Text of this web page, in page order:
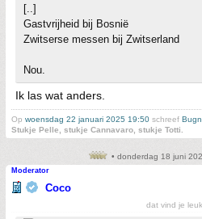
[..]
Gastvrijheid bij Bosnië
Zwitserse messen bij Zwitserland
Nou.
Ik las wat anders.
Op woensdag 22 januari 2025 19:50 schreef
Stukje Pelle, stukje Cannavaro, stukje Totti.
• donderdag 18 juni
Moderator
Coco
dat vind je